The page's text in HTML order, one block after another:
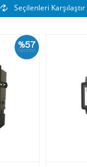
Benzer Ürünler
Seçilenleri Karşılaştır
%57
İskonto